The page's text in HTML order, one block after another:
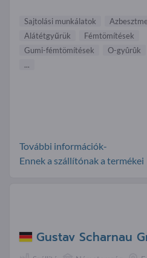
Sajtolási munkálatok
Alátétgyűrük
Fémtömítések
Gumi-fémtömítések
O-gyûrûk
...
További információk-
Ennek a szállítónak a termékei
Gustav Scharnau